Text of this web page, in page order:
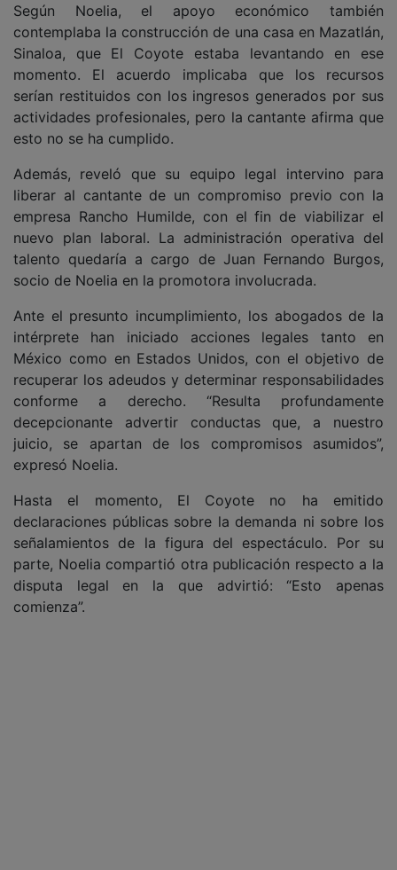
Según Noelia, el apoyo económico también
contemplaba la construcción de una casa en Mazatlán,
Sinaloa, que El Coyote estaba levantando en ese
momento. El acuerdo implicaba que los recursos
serían restituidos con los ingresos generados por sus
actividades profesionales, pero la cantante afirma que
esto no se ha cumplido.
Además, reveló que su equipo legal intervino para
liberar al cantante de un compromiso previo con la
empresa Rancho Humilde, con el fin de viabilizar el
nuevo plan laboral. La administración operativa del
talento quedaría a cargo de Juan Fernando Burgos,
socio de Noelia en la promotora involucrada.
Ante el presunto incumplimiento, los abogados de la
intérprete han iniciado acciones legales tanto en
México como en Estados Unidos, con el objetivo de
recuperar los adeudos y determinar responsabilidades
conforme a derecho. “Resulta profundamente
decepcionante advertir conductas que, a nuestro
juicio, se apartan de los compromisos asumidos”,
expresó Noelia.
Hasta el momento, El Coyote no ha emitido
declaraciones públicas sobre la demanda ni sobre los
señalamientos de la figura del espectáculo. Por su
parte, Noelia compartió otra publicación respecto a la
disputa legal en la que advirtió: “Esto apenas
comienza”.